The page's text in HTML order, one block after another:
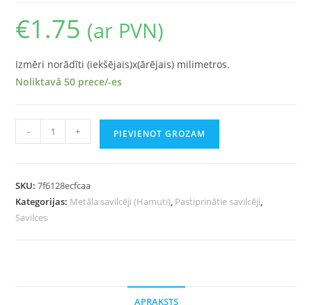
€1.75 (ar PVN)
Izmēri norādīti (iekšējais)x(ārējais) milimetros.
Noliktavā 50 prece/-es
- + PIEVIENOT GROZAM
SKU:7f6128ecfcaa
Kategorijas: Metāla savilcēji (Hamuti), Pastiprinātie savilcēji,
Savilces
APRAKSTS